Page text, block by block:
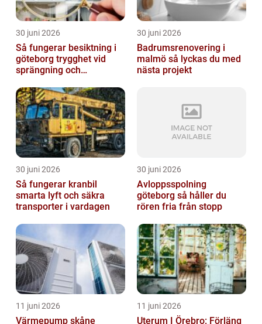
30 juni 2026
Så fungerar besiktning i
göteborg trygghet vid
sprängning och
30 juni 2026
Badrumsrenovering i
malmö så lyckas du med
nästa projekt
30 juni 2026
Så fungerar kranbil
smarta lyft och säkra
transporter i vardagen
30 juni 2026
Avloppsspolning
göteborg så håller du
rören fria från stopp
11 juni 2026
Värmepump skåne
11 juni 2026
Uterum I Örebro: Förläng